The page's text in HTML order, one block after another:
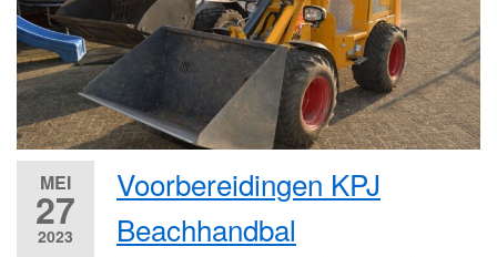
MEI
27
2023
Voorbereidingen KPJ
Beachhandbal